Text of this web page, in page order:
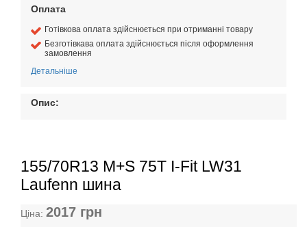
Оплата
Готівкова оплата здійснюється при отриманні товару
Безготівкава оплата здійснюється після оформлення
замовлення
Детальніше
Опис:
155/70R13 M+S 75T I-Fit LW31
Laufenn шина
Ціна: 2017 грн